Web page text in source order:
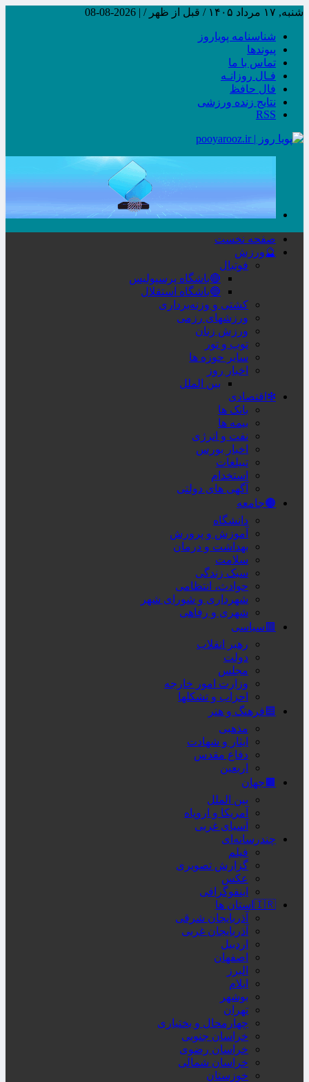
شنبه, ۱۷ مرداد ۱۴۰۵ / قبل از ظهر / |
2026-08-08
شناسنامه پویاروز
پیوندها
تماس با ما
فـال روزانـه
فال حافظ
نتایج زنده ورزشی
RSS
صفحه نخست
🔮ورزش
فوتبال
🔴باشگاه پرسپولیس
🔵باشگاه استقلال
کشتی و وزنه‌برداری
ورزشهای رزمی
ورزش زنان
توپ و تور
سایر حوزه ها
اخبار روز
بین الملل
❇اقتصادی
بانک ها
بیمه ها
نفت و انرژی
اخبار بورس
تبیلغات
استخدام
آگهی های دولتی
🟤جامعه
دانشگاه
آموزش و پرورش
بهداشت و درمان
سلامت
سبک زندگی
حوادث، انتظامی
شهرداری و شورای شهر
شهری و رفاهی
🟥سیاسی
رهبر انقلاب
دولت
مجلس
وزارت امور خارجه
احزاب و تشکلها
🟦فرهنگ و هنر
مذهبی
ایثار و شهادت
دفاع مقدس
اربعین
🟫جهان
بین الملل
آمریکا و اروپاه
آسیای غربی
چندرسانه‌ای
فیلم
گزارش تصویری
عکس
اینفوگرافی
🇮🇷استان ها
آذربایجان شرقی
آذربایجان غربی
اردبیل
اصفهان
البرز
ایلام
بوشهر
تهران
چهارمحال و بختیاری
خراسان جنوبی
خراسان رضوی
خراسان شمالی
خوزستان